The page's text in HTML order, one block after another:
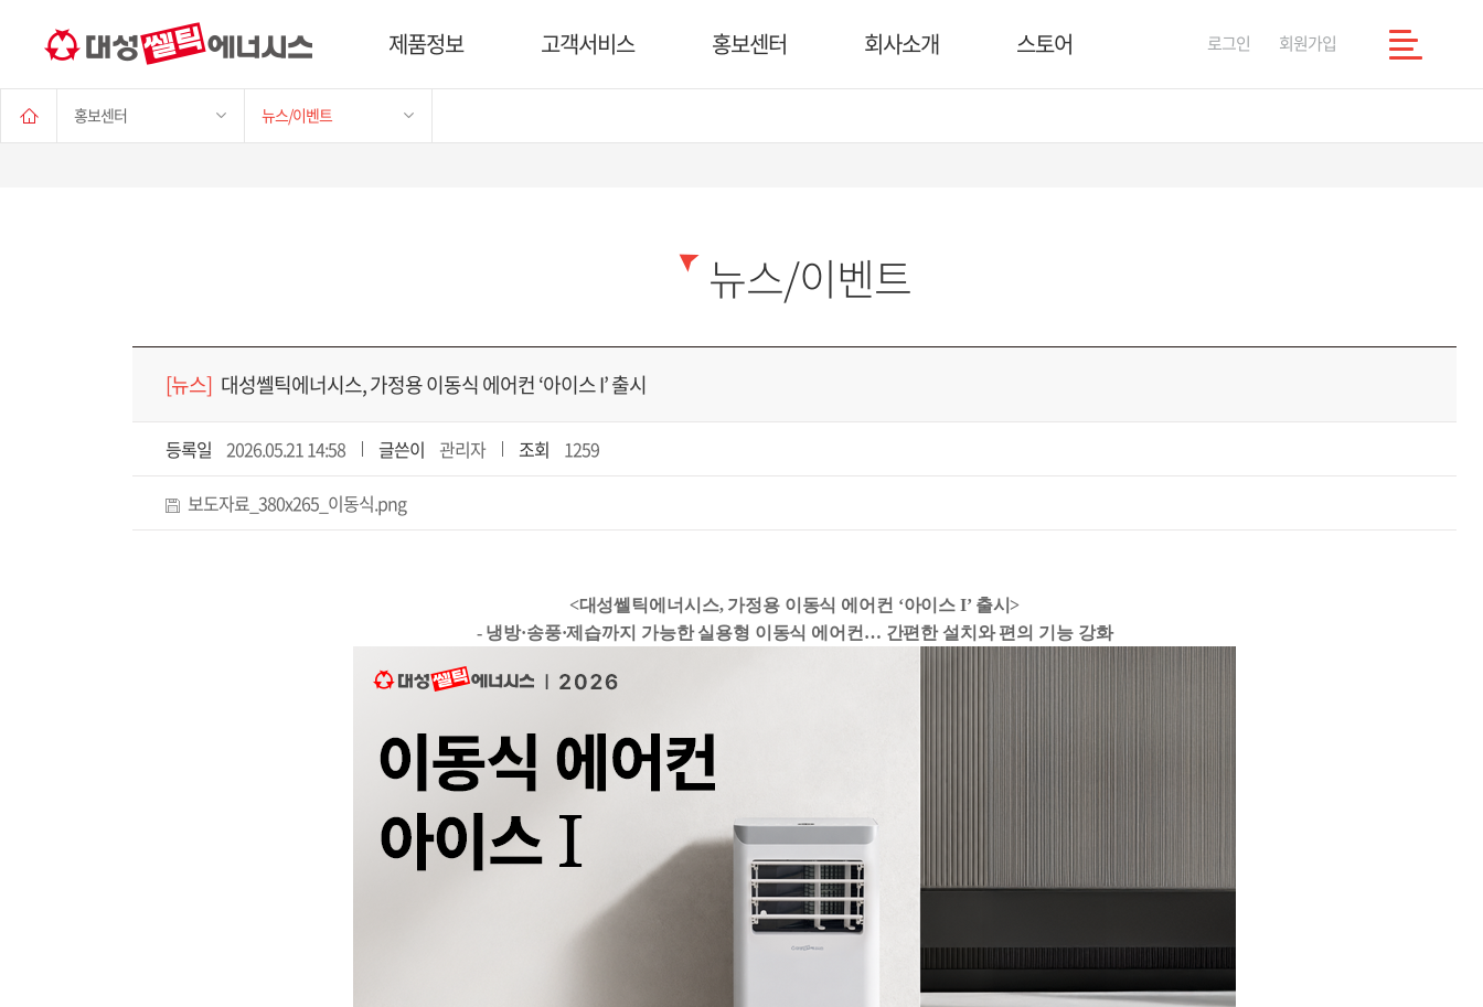
제품정보 고객서비스 홍보센터 회사소개 스토어 로그인 회원가입
홍보센터 뉴스/이벤트
뉴스/이벤트
[뉴스] 대성쎌틱에너시스, 가정용 이동식 에어컨 ‘아이스 I’ 출시
등록일 2026.05.21 14:58 글쓴이 관리자 조회 1259
보도자료_380x265_이동식.png
<대성쎌틱에너시스, 가정용 이동식 에어컨 ‘아이스 I’ 출시>
- 냉방·송풍·제습까지 가능한 실용형 이동식 에어컨… 간편한 설치와 편의 기능 강화